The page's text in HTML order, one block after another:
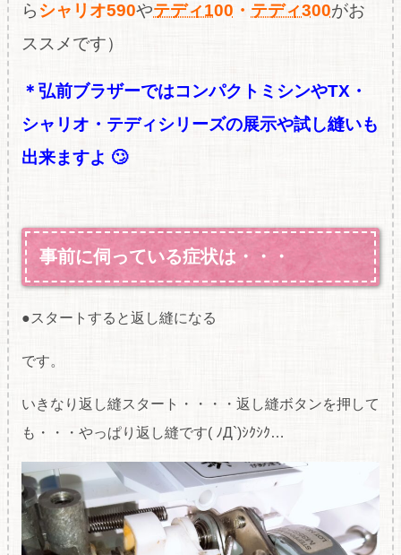
ら シャリオ590やテディ100 ・ テディ300がお
ススメです）
＊弘前ブラザーではコンパクトミシンやTX・
シャリオ・テディシリーズの展示や試し縫いも
出来ますよ 🙄
事前に伺っている症状は・・・
●スタートすると返し縫になる
です。
いきなり返し縫スタート・・・・返し縫ボタンを押して
も・・・やっぱり返し縫です( ﾉД`)ｼｸｼｸ…